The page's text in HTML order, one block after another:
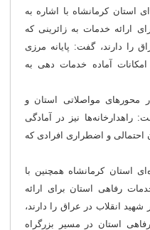
استان کرمانشاه با اشاره به
ارائه خدمات به زائرینی که
را دارند، گفت: پایانه مرزی
با تمام امکانات آماده خدمات دهی به
محورهای مواصلاتی استان و
راهدارخانه‌ها نیز در آمادگی
احتمالی و اضطراری افرادی که
استان کرمانشاه همچنین با
رفاهی استان برای ارائه
انقلاب در عراق را دارند،
خدمات رفاهی استان در مسیر بزرگراه